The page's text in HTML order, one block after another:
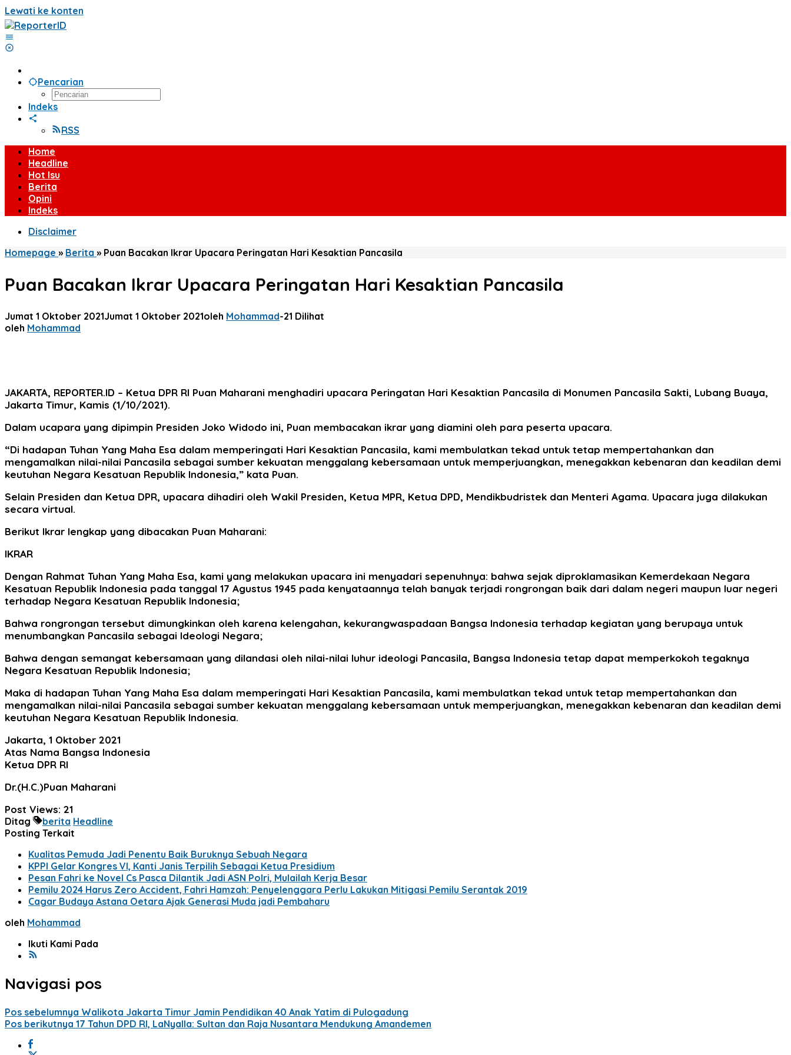
Lewati ke konten
Pencarian
Indeks
RSS
Home
Headline
Hot Isu
Berita
Opini
Indeks
Disclaimer
Homepage » Berita » Puan Bacakan Ikrar Upacara Peringatan Hari Kesaktian Pancasila
Puan Bacakan Ikrar Upacara Peringatan Hari Kesaktian Pancasila
Jumat 1 Oktober 2021Jumat 1 Oktober 2021oleh Mohammad-21 Dilihat
oleh Mohammad
JAKARTA, REPORTER.ID – Ketua DPR RI Puan Maharani menghadiri upacara Peringatan Hari Kesaktian Pancasila di Monumen Pancasila Sakti, Lubang Buaya,
Jakarta Timur, Kamis (1/10/2021).
Dalam ucapara yang dipimpin Presiden Joko Widodo ini, Puan membacakan ikrar yang diamini oleh para peserta upacara.
“Di hadapan Tuhan Yang Maha Esa dalam memperingati Hari Kesaktian Pancasila, kami membulatkan tekad untuk tetap mempertahankan dan
mengamalkan nilai-nilai Pancasila sebagai sumber kekuatan menggalang kebersamaan untuk memperjuangkan, menegakkan kebenaran dan keadilan demi
keutuhan Negara Kesatuan Republik Indonesia,” kata Puan.
Selain Presiden dan Ketua DPR, upacara dihadiri oleh Wakil Presiden, Ketua MPR, Ketua DPD, Mendikbudristek dan Menteri Agama. Upacara juga dilakukan
secara virtual.
Berikut Ikrar lengkap yang dibacakan Puan Maharani:
IKRAR
Dengan Rahmat Tuhan Yang Maha Esa, kami yang melakukan upacara ini menyadari sepenuhnya: bahwa sejak diproklamasikan Kemerdekaan Negara
Kesatuan Republik Indonesia pada tanggal 17 Agustus 1945 pada kenyataannya telah banyak terjadi rongrongan baik dari dalam negeri maupun luar negeri
terhadap Negara Kesatuan Republik Indonesia;
Bahwa rongrongan tersebut dimungkinkan oleh karena kelengahan, kekurangwaspadaan Bangsa Indonesia terhadap kegiatan yang berupaya untuk
menumbangkan Pancasila sebagai Ideologi Negara;
Bahwa dengan semangat kebersamaan yang dilandasi oleh nilai-nilai luhur ideologi Pancasila, Bangsa Indonesia tetap dapat memperkokoh tegaknya
Negara Kesatuan Republik Indonesia;
Maka di hadapan Tuhan Yang Maha Esa dalam memperingati Hari Kesaktian Pancasila, kami membulatkan tekad untuk tetap mempertahankan dan
mengamalkan nilai-nilai Pancasila sebagai sumber kekuatan menggalang kebersamaan untuk memperjuangkan, menegakkan kebenaran dan keadilan demi
keutuhan Negara Kesatuan Republik Indonesia.
Jakarta, 1 Oktober 2021
Atas Nama Bangsa Indonesia
Ketua DPR RI
Dr.(H.C.)Puan Maharani
Post Views: 21
Ditag berita Headline
Posting Terkait
Kualitas Pemuda Jadi Penentu Baik Buruknya Sebuah Negara
KPPI Gelar Kongres VI, Kanti Janis Terpilih Sebagai Ketua Presidium
Pesan Fahri ke Novel Cs Pasca Dilantik Jadi ASN Polri, Mulailah Kerja Besar
Pemilu 2024 Harus Zero Accident, Fahri Hamzah: Penyelenggara Perlu Lakukan Mitigasi Pemilu Serantak 2019
Cagar Budaya Astana Oetara Ajak Generasi Muda jadi Pembaharu
oleh Mohammad
Ikuti Kami Pada
Navigasi pos
Pos sebelumnya Walikota Jakarta Timur Jamin Pendidikan 40 Anak Yatim di Pulogadung
Pos berikutnya 17 Tahun DPD RI, LaNyalla: Sultan dan Raja Nusantara Mendukung Amandemen